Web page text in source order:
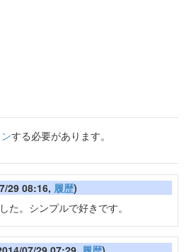
する必要があります。
29 08:16, 履歴)
た。シンプルで好きです。